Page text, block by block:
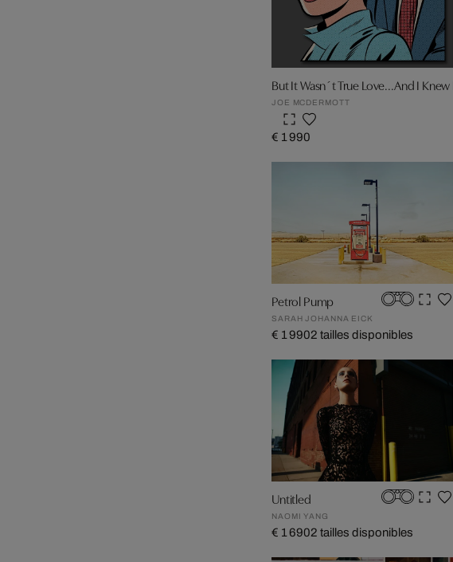
But It Wasn´t True Love...And I
JOE MCDERMOTT
€ 1 990
Petrol Pump
SARAH JOHANNA EICK
€ 1 9902 tailles disponibles
Untitled
NAOMI YANG
€ 1 6902 tailles disponibles